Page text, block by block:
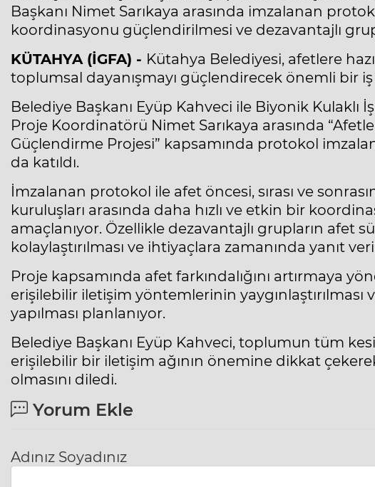
Başkanı Nimet Sarıkaya arasında imzalanan
koordinasyonu güçlendirilmesi ve dezavantajlı
KÜTAHYA (İGFA) - Kütahya Belediyesi, afetlere
toplumsal dayanışmayı güçlendirecek önemli bir
Belediye Başkanı Eyüp Kahveci ile Biyonik Kulaklı
Proje Koordinatörü Nimet Sarıkaya arasında
Güçlendirme Projesi” kapsamında protokol
da katıldı.
İmzalanan protokol ile afet öncesi, sırası ve
kuruluşları arasında daha hızlı ve etkin bir
amaçlanıyor. Özellikle dezavantajlı grupların afet
kolaylaştırılması ve ihtiyaçlara zamanında yanıt
Proje kapsamında afet farkındalığını artırmaya
erişilebilir iletişim yöntemlerinin
yapılması planlanıyor.
Belediye Başkanı Eyüp Kahveci, toplumun tüm
erişilebilir bir iletişim ağının önemine dikkat
olmasını diledi.
Yorum Ekle
Adınız Soyadınız